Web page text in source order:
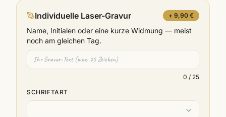
Individuelle Laser-Gravur + 9,90 €
Name, Initialen oder eine kurze Widmung — meist
noch am gleichen Tag.
0 / 25
SCHRIFTART